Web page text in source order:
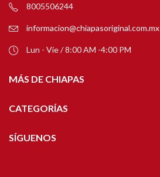
8005506244
informacion@chiapasoriginal.com.mx
Lun - Vie / 8:00 AM -4:00 PM
MÁS DE CHIAPAS
CATEGORÍAS
SÍGUENOS